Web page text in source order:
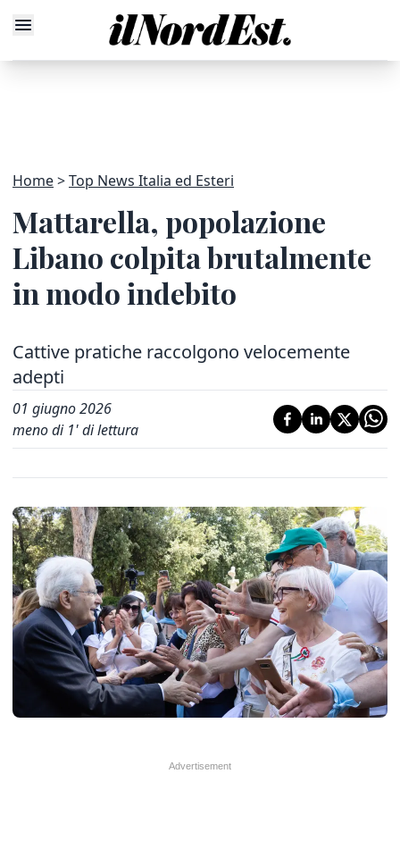
Home Top News Italia ed Esteri
Mattarella, popolazione
Libano colpita brutalmente
in modo indebito
Cattive pratiche raccolgono velocemente
adepti
01 giugno 2026
meno di 1' di lettura